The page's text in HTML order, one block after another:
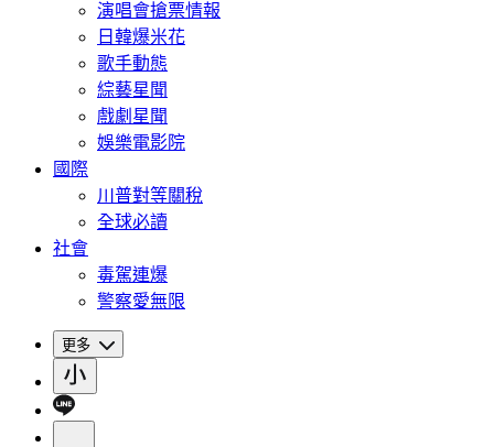
演唱會搶票情報
日韓爆米花
歌手動態
綜藝星聞
戲劇星聞
娛樂電影院
國際
川普對等關稅
全球必讀
社會
毒駕連爆
警察愛無限
更多